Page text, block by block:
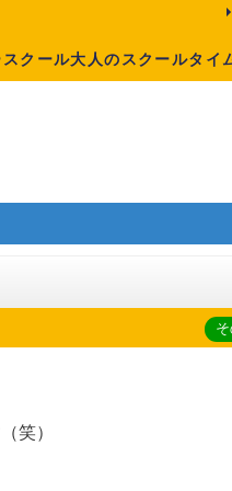
クール大人のスクールタイ
笑）